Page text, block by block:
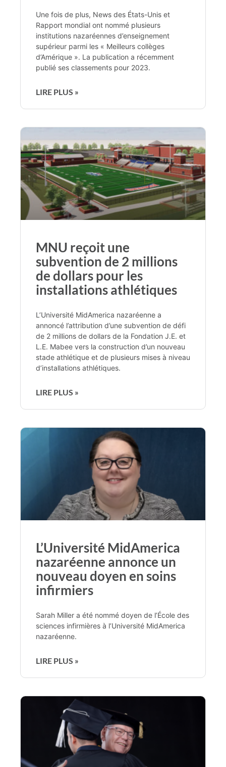
Une fois de plus, News des États-Unis et
Rapport mondial ont nommé plusieurs
institutions nazaréennes d’enseignement
supérieur parmi les « Meilleurs collèges
d’Amérique ». La publication a récemment
publié ses classements pour 2023.
LIRE PLUS »
MNU reçoit une
subvention de 2 millions
de dollars pour les
installations athlétiques
L’Université MidAmerica nazaréenne a
annoncé l’attribution d’une subvention de défi
de 2 millions de dollars de la Fondation J.E. et
L.E. Mabee vers la construction d’un nouveau
stade athlétique et de plusieurs mises à niveau
d’installations athlétiques.
LIRE PLUS »
L’Université MidAmerica
nazaréenne annonce un
nouveau doyen en soins
infirmiers
Sarah Miller a été nommé doyen de l’École des
sciences infirmières à l’Université MidAmerica
nazaréenne.
LIRE PLUS »